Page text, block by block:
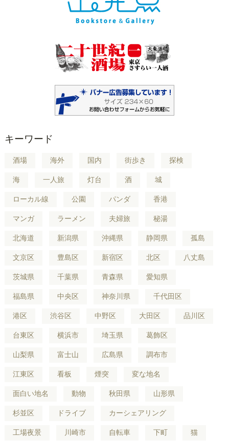
キーワード
酒場 海外 国内 街歩き 探検
海 一人旅 灯台 酒 城
ローカル線 公園 パンダ 香港
マンガ ラーメン 夫婦旅 秘湯
北海道 新潟県 沖縄県 静岡県 孤島
文京区 豊島区 新宿区 北区 八丈島
茨城県 千葉県 青森県 愛知県
福島県 中央区 神奈川県 千代田区
港区 渋谷区 中野区 大田区 品川区
台東区 横浜市 埼玉県 葛飾区
山梨県 富士山 広島県 調布市
江東区 看板 煙突 変な地名
面白い地名 動物 秋田県 山形県
杉並区 ドライブ カーシェアリング
工場夜景 川崎市 自転車 下町 猫